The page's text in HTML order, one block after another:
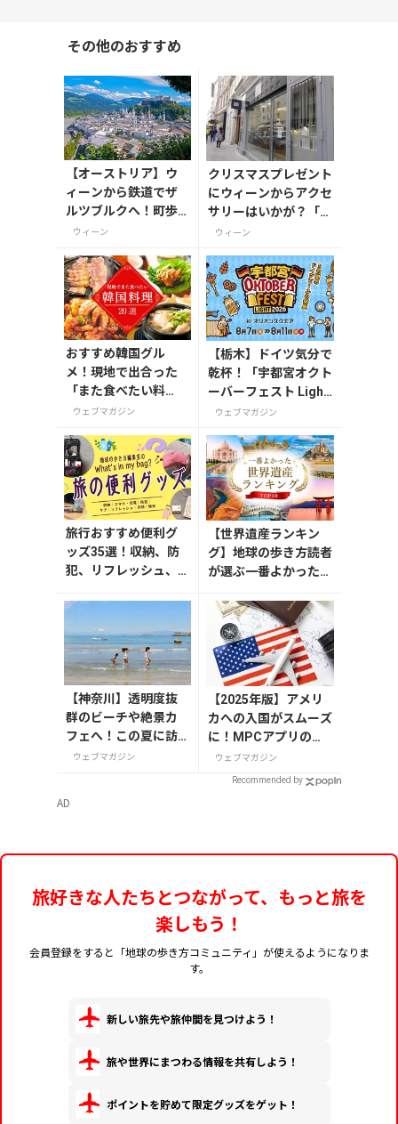
その他のおすすめ
【オーストリア】ウ
ィーンから鉄道でザ
ルツブルクへ！町歩
きと大自然を楽しむ
ウィーン
クリスマスプレゼント
にウィーンからアクセ
サリーはいかが？「K
oni」の繊細ジュエリ
ウィーン
おすすめ韓国グル
メ！現地で出合った
「また食べたい料
理」20選
ウェブマガジン
【栃木】ドイツ気分で
乾杯！「宇都宮オクト
ーバーフェスト Light
2026」が8月7日から
ウェブマガジン
旅行おすすめ便利グ
ッズ35選！収納、防
犯、リフレッシュ、
【編集者の旅の持ち
【世界遺産ランキン
グ】地球の歩き方読者
が選ぶ一番よかった世
【神奈川】透明度抜
群のビーチや絶景カ
フェへ！この夏に訪
れたい三浦半島の穴
ウェブマガジン
【2025年版】アメリ
カへの入国がスムーズ
に！MPCアプリの登
録方法や使い方を解説
ウェブマガジン
Recommended by
AD
旅好きな人たちとつながって、もっと旅を
楽しもう！
会員登録をすると「地球の歩き方コミュニティ」が使えるようになりま
す。
新しい旅先や旅仲間を見つけよう！
旅や世界にまつわる情報を共有しよう！
ポイントを貯めて限定グッズをゲット！